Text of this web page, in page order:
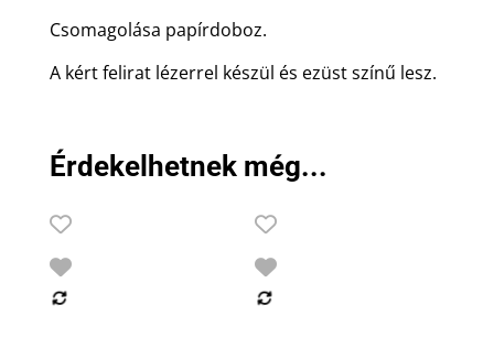
Csomagolása papírdoboz.
A kért felirat lézerrel készül és ezüst színű lesz.
Érdekelhetnek még...